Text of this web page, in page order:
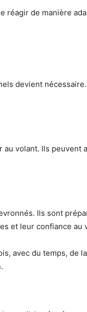
réagir de manière
devient
volant. Ils peuvent
Ils sont
et leur confiance au
avec du temps, de